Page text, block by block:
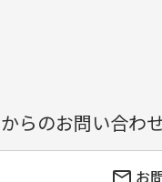
らのお問い合わ
お